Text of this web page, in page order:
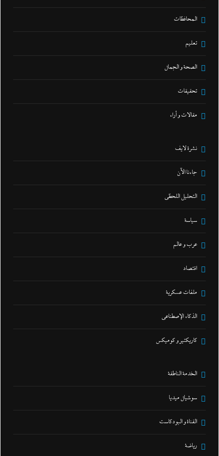
المحافظات
تعليم
الصحة و الجمال
تحقيقات
مقالات و أراء
نشرة لايف
جاءنا الآن
التحليل اللحظي
سياسة
عرب و عالم
اقتصاد
ملفات عسكرية
الذكاء الإصطناعي
كاريكتير و كوميكس
الخدمة الناطقة
سوشيال ميديا
القناة و البودكاست
رياضة